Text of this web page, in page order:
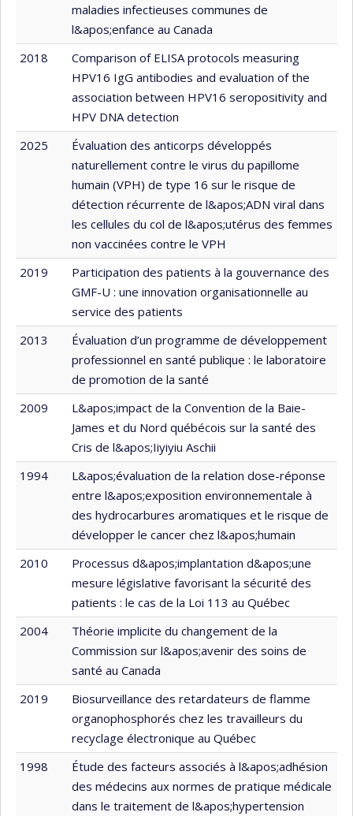
maladies infectieuses communes de
l&apos;enfance au Canada
2018
Comparison of ELISA protocols measuring
HPV16 IgG antibodies and evaluation of the
association between HPV16 seropositivity and
HPV DNA detection
2025
Évaluation des anticorps développés
naturellement contre le virus du papillome
humain (VPH) de type 16 sur le risque de
détection récurrente de l&apos;ADN viral dans
les cellules du col de l&apos;utérus des femmes
non vaccinées contre le VPH
2019
Participation des patients à la gouvernance des
GMF-U : une innovation organisationnelle au
service des patients
2013
Évaluation d’un programme de développement
professionnel en santé publique : le laboratoire
de promotion de la santé
2009
L&apos;impact de la Convention de la Baie-
James et du Nord québécois sur la santé des
Cris de l&apos;Iiyiyiu Aschii
1994
L&apos;évaluation de la relation dose-réponse
entre l&apos;exposition environnementale à
des hydrocarbures aromatiques et le risque de
développer le cancer chez l&apos;humain
2010
Processus d&apos;implantation d&apos;une
mesure législative favorisant la sécurité des
patients : le cas de la Loi 113 au Québec
2004
Théorie implicite du changement de la
Commission sur l&apos;avenir des soins de
santé au Canada
2019
Biosurveillance des retardateurs de flamme
organophosphorés chez les travailleurs du
recyclage électronique au Québec
1998
Étude des facteurs associés à l&apos;adhésion
des médecins aux normes de pratique médicale
dans le traitement de l&apos;hypertension